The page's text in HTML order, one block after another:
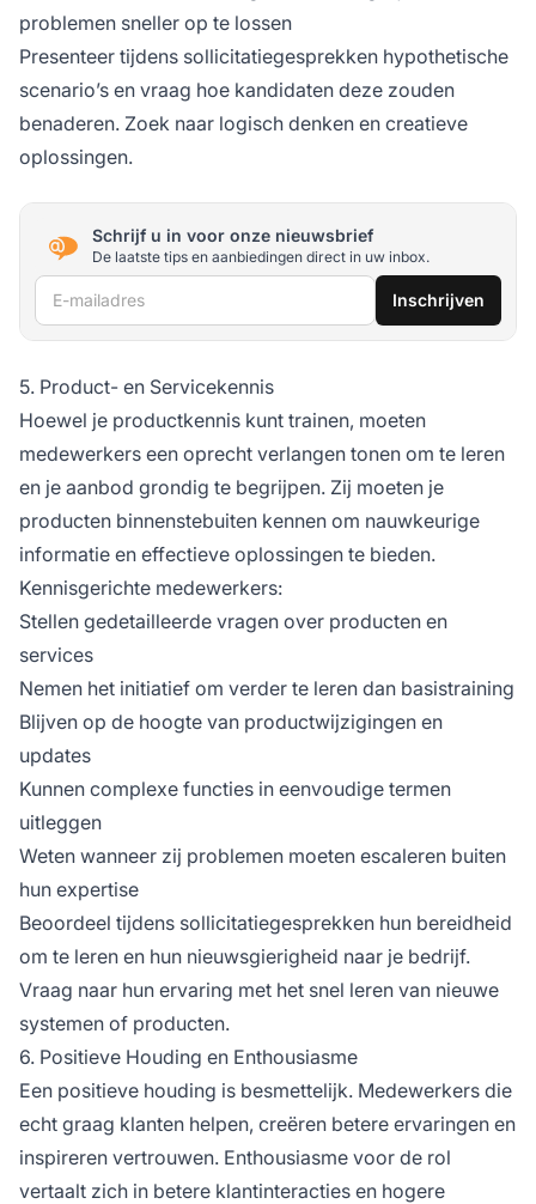
problemen sneller op te lossen
Presenteer tijdens sollicitatiegesprekken hypothetische
scenario’s en vraag hoe kandidaten deze zouden
benaderen. Zoek naar logisch denken en creatieve
oplossingen.
Schrijf u in voor onze nieuwsbrief
De laatste tips en aanbiedingen direct in uw inbox.
E-mailadres Inschrijven
5. Product- en Servicekennis
Hoewel je productkennis kunt trainen, moeten
medewerkers een oprecht verlangen tonen om te leren
en je aanbod grondig te begrijpen. Zij moeten je
producten binnenstebuiten kennen om nauwkeurige
informatie en effectieve oplossingen te bieden.
Kennisgerichte medewerkers:
Stellen gedetailleerde vragen over producten en
services
Nemen het initiatief om verder te leren dan basistraining
Blijven op de hoogte van productwijzigingen en
updates
Kunnen complexe functies in eenvoudige termen
uitleggen
Weten wanneer zij problemen moeten escaleren buiten
hun expertise
Beoordeel tijdens sollicitatiegesprekken hun bereidheid
om te leren en hun nieuwsgierigheid naar je bedrijf.
Vraag naar hun ervaring met het snel leren van nieuwe
systemen of producten.
6. Positieve Houding en Enthousiasme
Een positieve houding is besmettelijk. Medewerkers die
echt graag klanten helpen, creëren betere ervaringen en
inspireren vertrouwen. Enthousiasme voor de rol
vertaalt zich in betere klantinteracties en hogere